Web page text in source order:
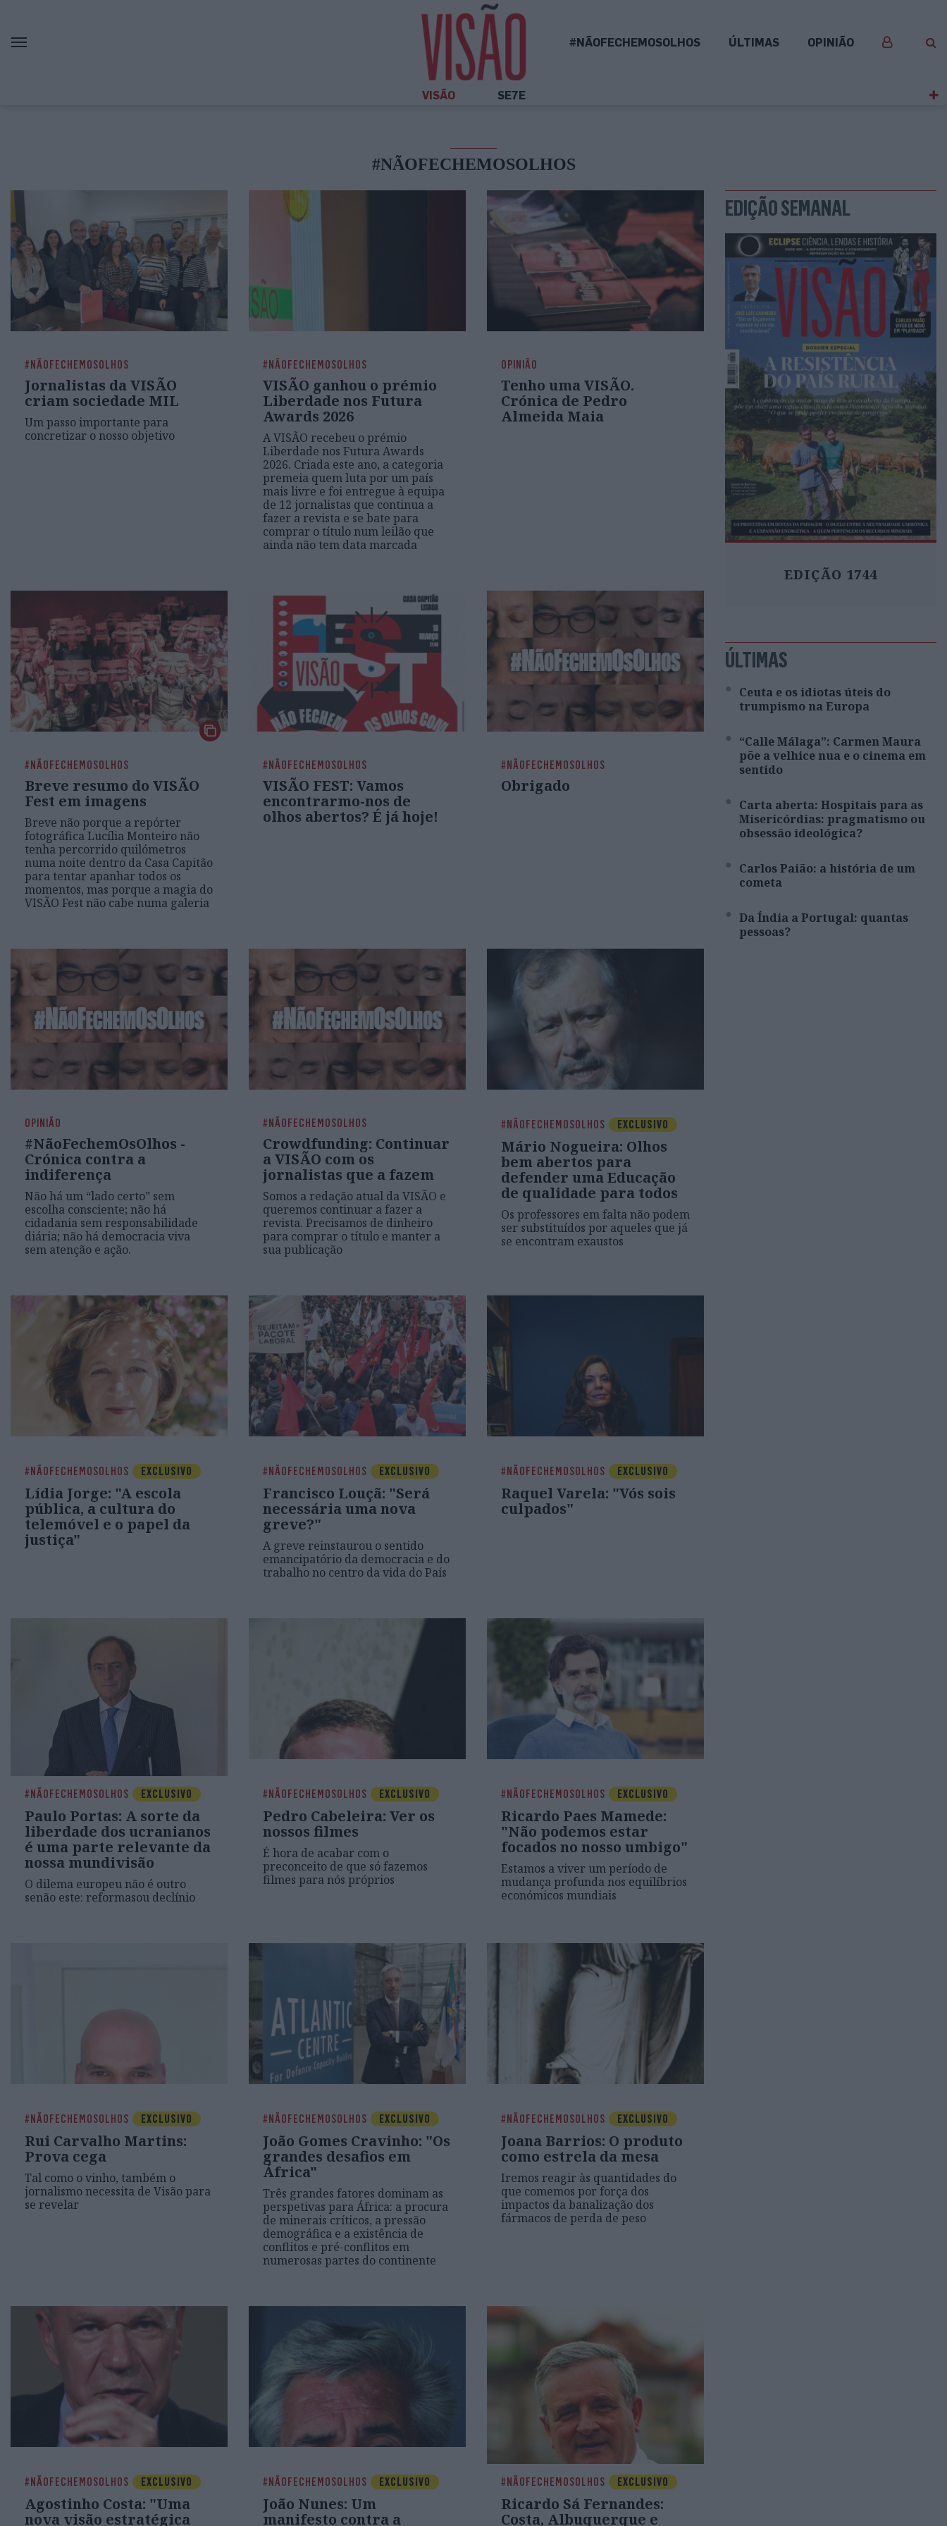
#NÃOFECHEMOSOLHOS ÚLTIMAS OPINIÃO
VISÃO SE7E
#NÃOFECHEMOSOLHOS
#NÃOFECHEMOSOLHOS
Jornalistas da VISÃO
criam sociedade MIL
Um passo importante para
concretizar o nosso objetivo
#NÃOFECHEMOSOLHOS
VISÃO ganhou o prémio
Liberdade nos Futura
Awards 2026
A VISÃO recebeu o prémio
Liberdade nos Futura Awards
2026. Criada este ano, a categoria
premeia quem luta por um país
mais livre e foi entregue à equipa
de 12 jornalistas que continua a
fazer a revista e se bate para
comprar o título num leilão que
ainda não tem data marcada
OPINIÃO
Tenho uma VISÃO.
Crónica de Pedro
Almeida Maia
#NÃOFECHEMOSOLHOS
Breve resumo do VISÃO
Fest em imagens
Breve não porque a repórter
fotográfica Lucília Monteiro não
tenha percorrido quilómetros
numa noite dentro da Casa Capitão
para tentar apanhar todos os
momentos, mas porque a magia do
VISÃO Fest não cabe numa galeria
#NÃOFECHEMOSOLHOS
VISÃO FEST: Vamos
encontrarmo-nos de
olhos abertos? É já hoje!
#NÃOFECHEMOSOLHOS
Obrigado
OPINIÃO
#NãoFechemOsOlhos -
Crónica contra a
indiferença
Não há um “lado certo” sem
escolha consciente; não há
cidadania sem responsabilidade
diária; não há democracia viva
sem atenção e ação.
#NÃOFECHEMOSOLHOS
Crowdfunding: Continuar
a VISÃO com os
jornalistas que a fazem
Somos a redação atual da VISÃO e
queremos continuar a fazer a
revista. Precisamos de dinheiro
para comprar o título e manter a
sua publicação
#NÃOFECHEMOSOLHOS EXCLUSIVO
Mário Nogueira: Olhos
bem abertos para
defender uma Educação
de qualidade para todos
Os professores em falta não podem
ser substituídos por aqueles que já
se encontram exaustos
#NÃOFECHEMOSOLHOS EXCLUSIVO
Lídia Jorge: "A escola
pública, a cultura do
telemóvel e o papel da
justiça"
#NÃOFECHEMOSOLHOS EXCLUSIVO
Francisco Louçã: "Será
necessária uma nova
greve?"
A greve reinstaurou o sentido
emancipatório da democracia e do
trabalho no centro da vida do País
#NÃOFECHEMOSOLHOS EXCLUSIVO
Raquel Varela: "Vós sois
culpados"
#NÃOFECHEMOSOLHOS EXCLUSIVO
Paulo Portas: A sorte da
liberdade dos ucranianos
é uma parte relevante da
nossa mundivisão
O dilema europeu não é outro
senão este: reformasou declínio
#NÃOFECHEMOSOLHOS EXCLUSIVO
Pedro Cabeleira: Ver os
nossos filmes
É hora de acabar com o
preconceito de que só fazemos
filmes para nós próprios
#NÃOFECHEMOSOLHOS EXCLUSIVO
Ricardo Paes Mamede:
"Não podemos estar
focados no nosso umbigo"
Estamos a viver um período de
mudança profunda nos equilíbrios
económicos mundiais
#NÃOFECHEMOSOLHOS EXCLUSIVO
Rui Carvalho Martins:
Prova cega
Tal como o vinho, também o
jornalismo necessita de Visão para
se revelar
#NÃOFECHEMOSOLHOS EXCLUSIVO
João Gomes Cravinho: "Os
grandes desafios em
África"
Três grandes fatores dominam as
perspetivas para África: a procura
de minerais críticos, a pressão
demográfica e a existência de
conflitos e pré-conflitos em
numerosas partes do continente
#NÃOFECHEMOSOLHOS EXCLUSIVO
Joana Barrios: O produto
como estrela da mesa
Iremos reagir às quantidades do
que comemos por força dos
impactos da banalização dos
fármacos de perda de peso
#NÃOFECHEMOSOLHOS EXCLUSIVO
Agostinho Costa: "Uma
nova visão estratégica
#NÃOFECHEMOSOLHOS EXCLUSIVO
João Nunes: Um
manifesto contra a
#NÃOFECHEMOSOLHOS EXCLUSIVO
Ricardo Sá Fernandes:
Costa, Albuquerque e
EDIÇÃO SEMANAL
EDIÇÃO 1744
ÚLTIMAS
Ceuta e os idiotas úteis do
trumpismo na Europa
“Calle Málaga”: Carmen Maura
põe a velhice nua e o cinema em
sentido
Carta aberta: Hospitais para as
Misericórdias: pragmatismo ou
obsessão ideológica?
Carlos Paião: a história de um
cometa
Da Índia a Portugal: quantas
pessoas?